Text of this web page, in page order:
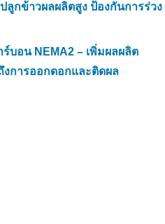
ลูกข้าวผลผลิตสูง ป้องกันการร่วง
บอน NEMA2 – เพิ่มผลผลิต
งการออกดอกและติดผล